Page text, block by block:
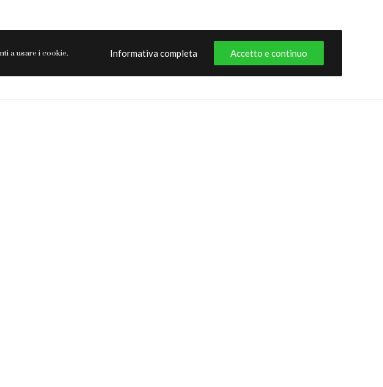
a usare i cookie. Informativa completa Accetto e continuo